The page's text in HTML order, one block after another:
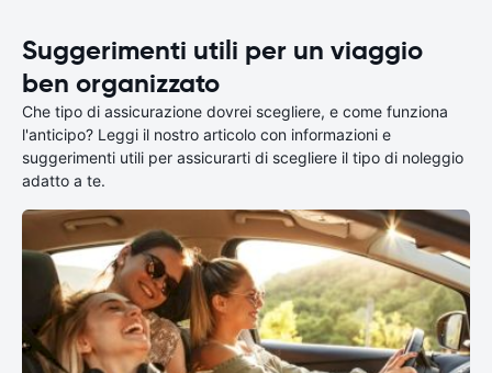
Suggerimenti utili per un viaggio
ben organizzato
Che tipo di assicurazione dovrei scegliere, e come funziona
l'anticipo? Leggi il nostro articolo con informazioni e
suggerimenti utili per assicurarti di scegliere il tipo di noleggio
adatto a te.